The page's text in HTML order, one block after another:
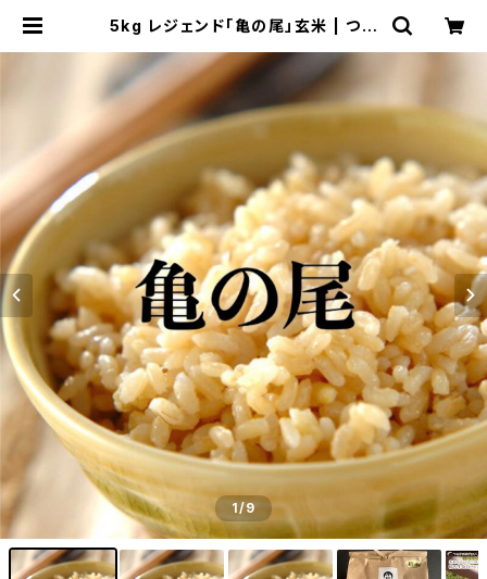
5kg レジェンド「亀の尾」玄米 | つる
1/9